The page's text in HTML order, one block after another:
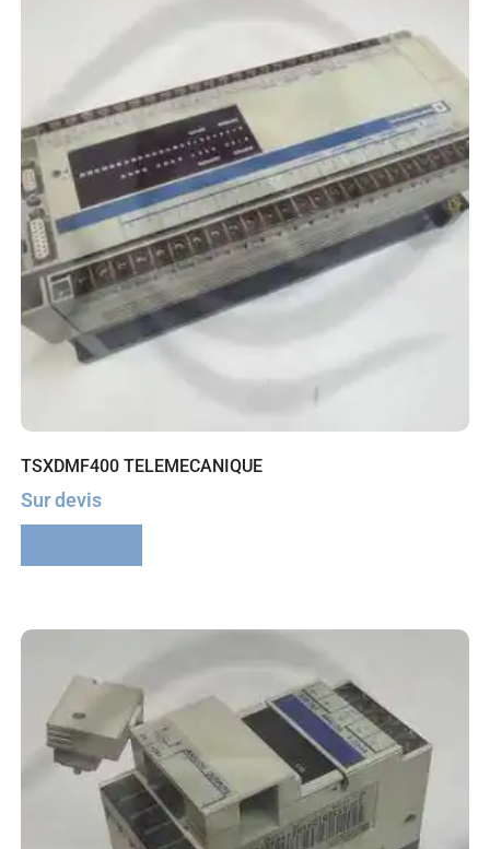
TSXDMF400 TELEMECANIQUE
Sur devis